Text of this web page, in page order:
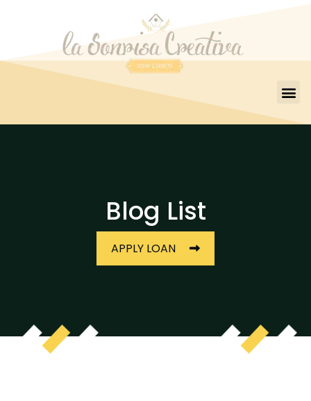
Blog List
APPLY LOAN